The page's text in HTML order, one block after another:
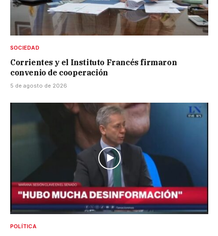
SOCIEDAD
Corrientes y el Instituto Francés firmaron
convenio de cooperación
5 de agosto de 2026
POLÍTICA